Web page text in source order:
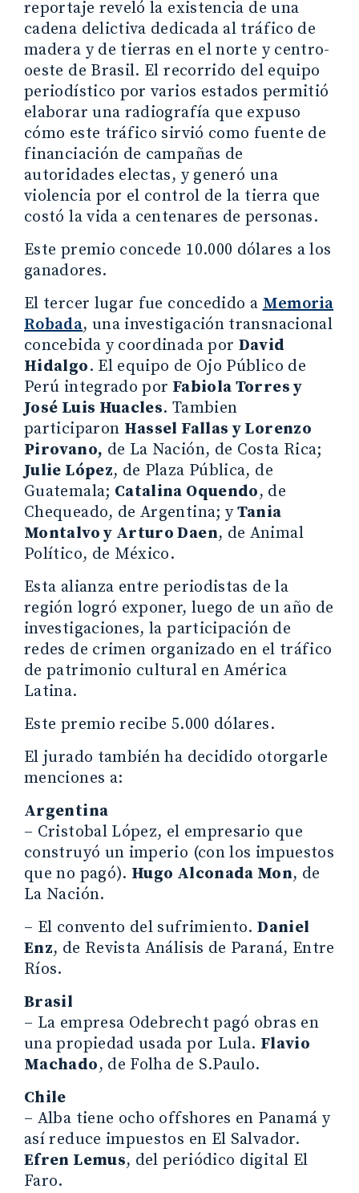
reportaje reveló la existencia de una
cadena delictiva dedicada al tráfico de
madera y de tierras en el norte y centro-
oeste de Brasil. El recorrido del equipo
periodístico por varios estados permitió
elaborar una radiografía que expuso
cómo este tráfico sirvió como fuente de
financiación de campañas de
autoridades electas, y generó una
violencia por el control de la tierra que
costó la vida a centenares de personas.
Este premio concede 10.000 dólares a los
ganadores.
El tercer lugar fue concedido aMemoria
Robada, una investigación transnacional
concebida y coordinada por David
Hidalgo. El equipo de Ojo Público de
Perú integrado por Fabiola Torres y
José Luis Huacles. Tambien
participaron Hassel Fallas y Lorenzo
Pirovano, de La Nación, de Costa Rica;
Julie López, de Plaza Pública, de
Guatemala; Catalina Oquendo, de
Chequeado, de Argentina; yTania
Montalvo y Arturo Daen, de Animal
Político, de México.
Esta alianza entre periodistas de la
región logró exponer, luego de un año de
investigaciones, la participación de
redes de crimen organizado en el tráfico
de patrimonio cultural en América
Latina.
Este premio recibe 5.000 dólares.
El jurado también ha decidido otorgarle
menciones a:
Argentina
– Cristobal López, el empresario que
construyó un imperio (con los impuestos
que no pagó). Hugo Alconada Mon, de
La Nación.
– El convento del sufrimiento.Daniel
Enz, de Revista Análisis de Paraná, Entre
Ríos.
Brasil
– La empresa Odebrecht pagó obras en
una propiedad usada por Lula. Flavio
Machado, de Folha de S.Paulo.
Chile
– Alba tiene ocho offshores en Panamá y
así reduce impuestos en El Salvador.
Efren Lemus, del periódico digital El
Faro.